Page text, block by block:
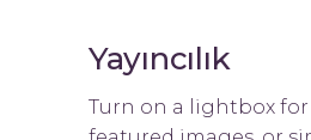
Yayıncılık
Turn on a lightbox for